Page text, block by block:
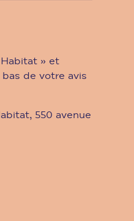
» et
de votre avis
550 avenue